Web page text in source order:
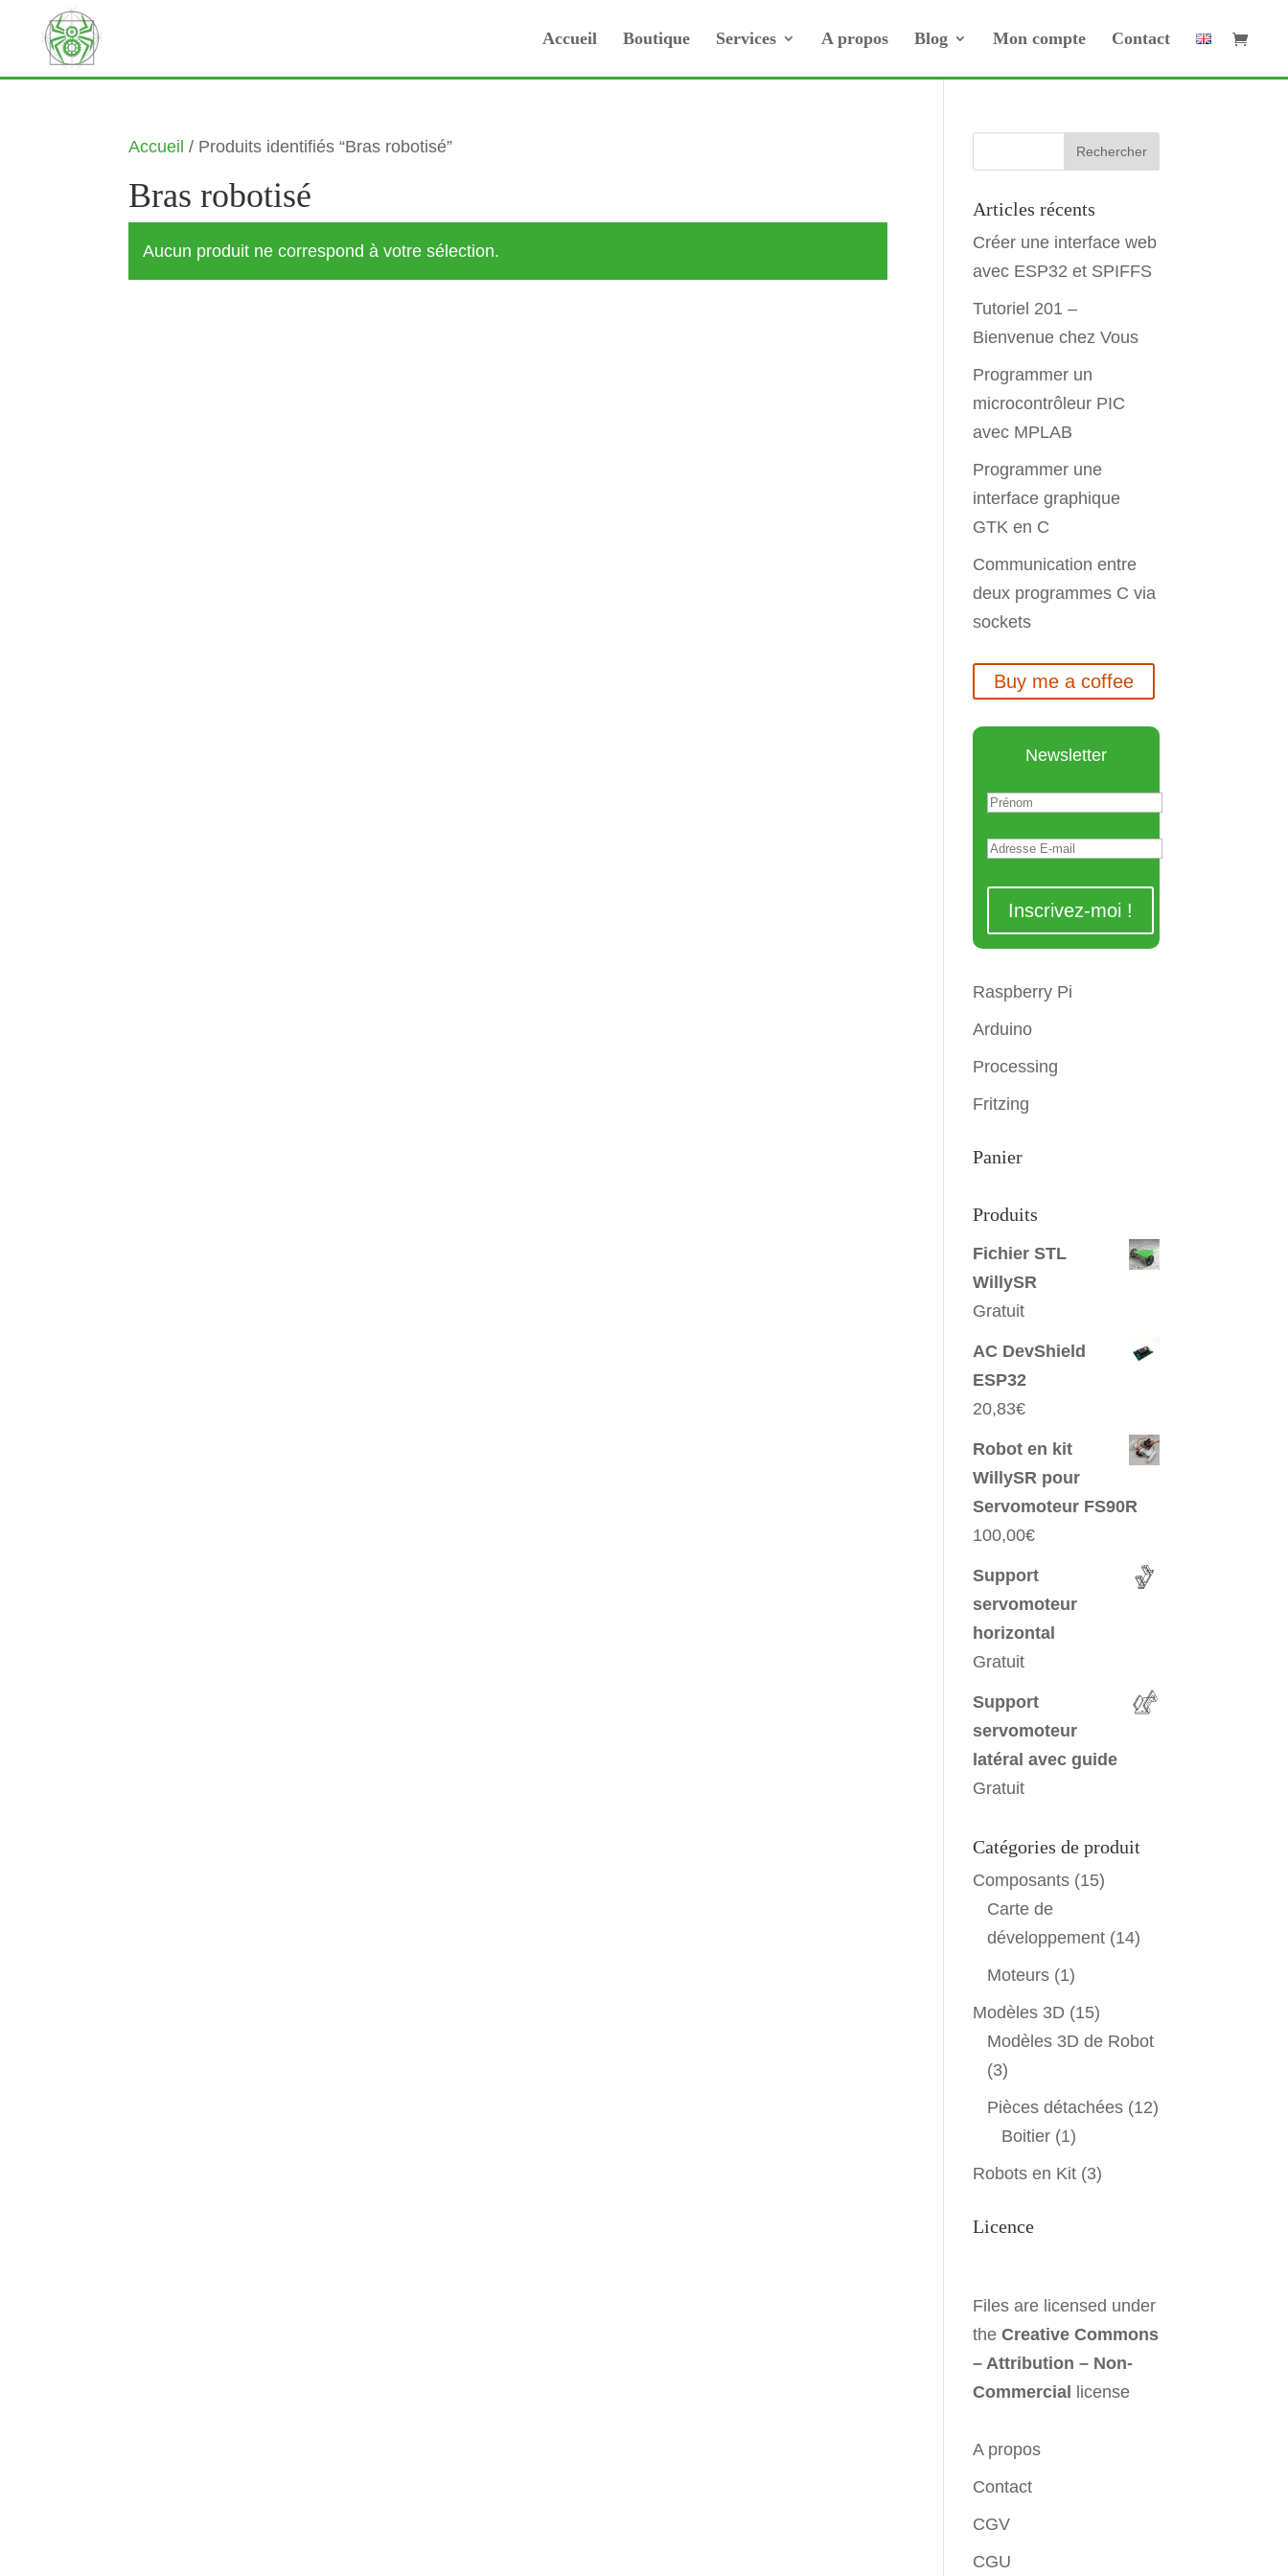
Accueil Boutique Services A propos Blog Mon compte Contact
Accueil / Produits identifiés “Bras robotisé”
Bras robotisé
Aucun produit ne correspond à votre sélection.
Articles récents
Créer une interface web
avec ESP32 et SPIFFS
Tutoriel 201 –
Bienvenue chez Vous
Programmer un
microcontrôleur PIC
avec MPLAB
Programmer une
interface graphique
GTK en C
Communication entre
deux programmes C via
sockets
Buy me a coffee
Newsletter
Raspberry Pi
Arduino
Processing
Fritzing
Panier
Produits
Fichier STL
WillySR
Gratuit
AC DevShield
ESP32
20,83€
Robot en kit
WillySR pour
Servomoteur FS90R
100,00€
Support
servomoteur
horizontal
Gratuit
Support
servomoteur
latéral avec guide
Gratuit
Catégories de produit
Composants (15)
Carte de
développement (14)
Moteurs (1)
Modèles 3D (15)
Modèles 3D de Robot
(3)
Pièces détachées (12)
Boitier (1)
Robots en Kit (3)
Licence
Files are licensed under
theCreative Commons
– Attribution – Non-
Commercial
license
A propos
Contact
CGV
CGU